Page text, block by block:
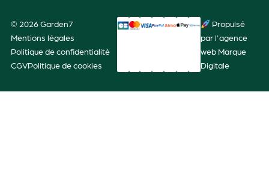
© 2026 Garden7
Mentions légales
Politique de confidentialité
CGVPolitique de cookies
Propulsé
par l'agence
web Marque
Digitale